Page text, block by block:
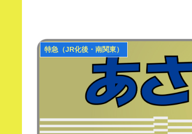
特急（JR化後・南関東）